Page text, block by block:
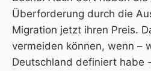
Überforderung durch die
Migration jetzt ihren Preis.
vermeiden können, wenn –
Deutschland definiert habe